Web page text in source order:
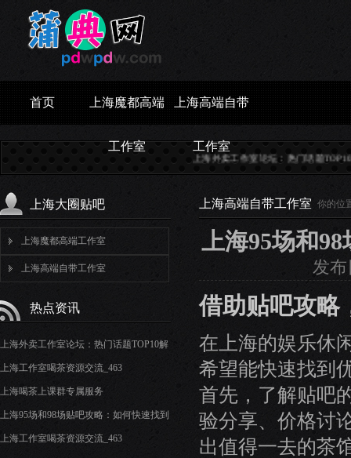
首页 上海魔都高端
工作室
上海高端自带
工作室
上海外卖工作室论坛：热门话题TOP10解析
上海大圈贴吧
上海魔都高端工作室
上海高端自带工作室
热点资讯
上海外卖工作室论坛：热门话题TOP10解
上海工作室喝茶资源交流_463
上海喝茶上课群专属服务
上海95场和98场贴吧攻略：如何快速找到
上海工作室喝茶资源交流_463
上海高端自带工作室 你的位
上海95场和
发布
借助贴吧攻略
在上海的娱乐休
希望能快速找到
首先，了解贴吧
验分享、价格讨
出值得一去的茶